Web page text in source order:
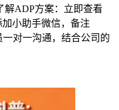
解ADP方案：立即查看
小助手微信，备注
一对一沟通，结合公司的